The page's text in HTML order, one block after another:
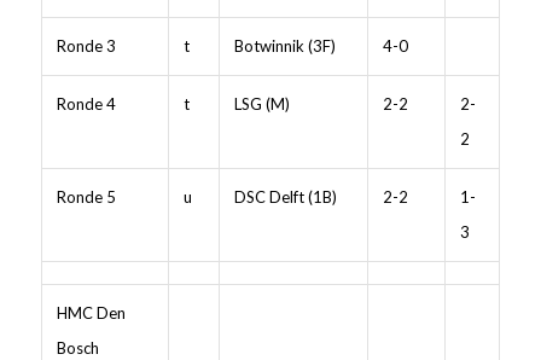
Ronde 3 t Botwinnik (3F) 4-0
Ronde 4 t LSG (M) 2-2
2-
2
Ronde 5 u DSC Delft (1B) 2-2
1-
3
HMC Den
Bosch